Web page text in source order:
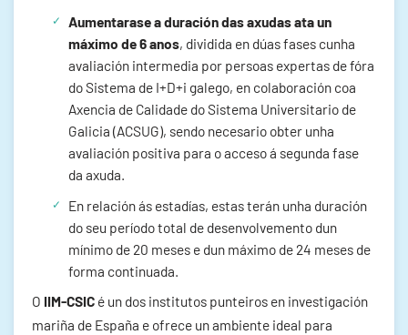
Aumentarase a duración das axudas ata un
máximo de 6 anos, dividida en dúas fases cunha
avaliación intermedia por persoas expertas de fóra
do Sistema de I+D+i galego, en colaboración coa
Axencia de Calidade do Sistema Universitario de
Galicia (ACSUG), sendo necesario obter unha
avaliación positiva para o acceso á segunda fase
da axuda.
En relación ás estadías, estas terán unha duración
do seu período total de desenvolvemento dun
mínimo de 20 meses e dun máximo de 24 meses de
forma continuada.
O IIM-CSIC é un dos institutos punteiros en investigación
mariña de España e ofrece un ambiente ideal para